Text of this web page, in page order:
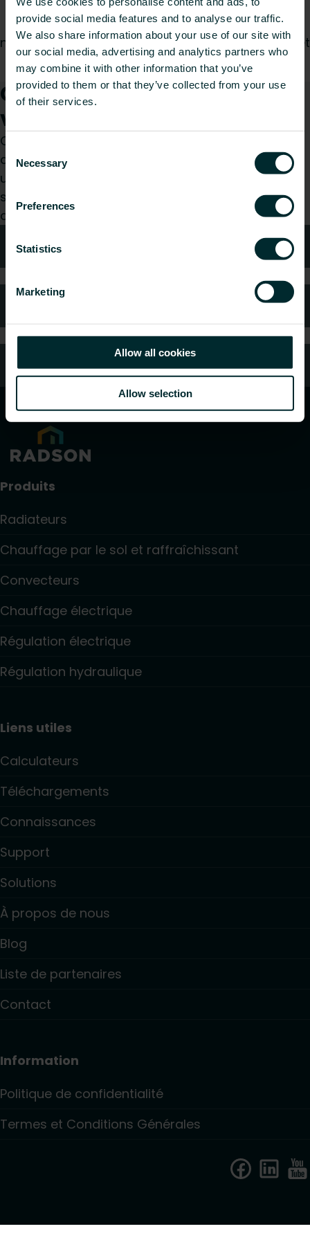
provide social media features and to analyse our traffic.
We also share information about your use of our site with
our social media, advertising and analytics partners who
may combine it with other information that you’ve
provided to them or that they’ve collected from your use
of their services.
Consent
Selection
Necessary
Preferences
Statistics
Marketing
Allow all cookies
Allow selection
toujours à portée de main. Pour plus de guides,
de conseils et d'informations sur les produits,
nous vous invitons à explorer notre section FAQ et
notre blog.
Comment pouvons-nous
vous aider ?
Que vous soyez prescripteur, installateur,
architecte, bureau d’études, distributeur ou
utilisateur final, choisissez une catégorie et nous
serons ravis de prendre en charge votre
demande.
Conseils techniques
Service client
Produits
Radiateurs
Chauffage par le sol et raffraîchissant
Convecteurs
Chauffage électrique
Régulation électrique
Régulation hydraulique
Liens utiles
Calculateurs
Téléchargements
Connaissances
Support
Solutions
À propos de nous
Blog
Liste de partenaires
Contact
Information
Politique de confidentialité
Termes et Conditions Générales